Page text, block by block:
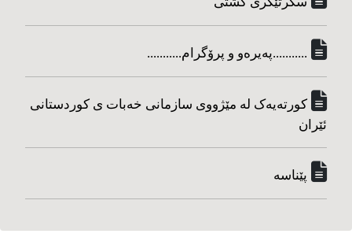
...........په‌یره‌و و پرۆگرام...........
کورته‌یه‌ک له مێژووی سازمانی خه‌بات ی کوردستانی
ئێران
پێناسه‌